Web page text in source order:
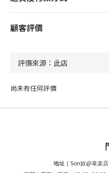
顧客評價
尚未有任何評價
地址｜ Son奴@皐楽店